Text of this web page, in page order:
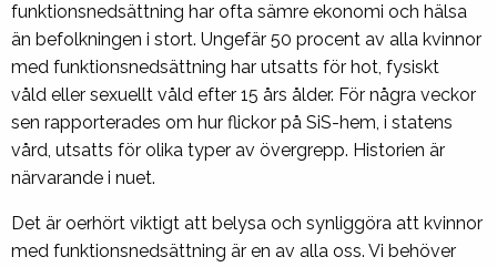
funktionsnedsättning har ofta sämre ekonomi och hälsa
än befolkningen i stort. Ungefär 50 procent av alla kvinnor
med funktionsnedsättning har utsatts för hot, fysiskt
våld eller sexuellt våld efter 15 års ålder. För några veckor
sen rapporterades om hur flickor på SiS-hem, i statens
vård, utsatts för olika typer av övergrepp. Historien är
närvarande i nuet.
Det är oerhört viktigt att belysa och synliggöra att kvinnor
med funktionsnedsättning är en av alla oss. Vi behöver